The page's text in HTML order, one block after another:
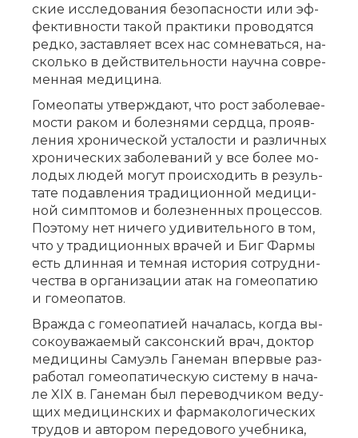
ские ис­сле­до­ва­ния без­опас­но­сти или эф­
фек­тив­но­сти та­кой прак­ти­ки про­во­дят­ся
ред­ко, за­став­ля­ет всех нас со­мне­вать­ся, на­
сколь­ко в дей­стви­тель­но­сти на­уч­на со­вре­
мен­ная ме­ди­ци­на.
Го­мео­па­ты утвер­жда­ют, что рост за­бо­ле­ва­е­
мо­сти ра­ком и бо­лез­ня­ми серд­ца, про­яв­
ле­ния хро­ни­че­ской уста­ло­сти и раз­лич­ных
хро­ни­че­ских за­бо­ле­ва­ний у все бо­лее мо­
ло­дых лю­дей мо­гут про­ис­хо­дить в ре­зуль­
та­те по­дав­ле­ния тра­ди­ци­он­ной ме­ди­ци­
ной симп­то­мов и бо­лез­нен­ных про­цес­сов.
По­это­му нет ни­че­го уди­ви­тель­но­го в том,
что у тра­ди­ци­он­ных вра­чей и Биг Фар­мы
есть длин­ная и тем­ная ис­то­рия со­труд­ни­
че­ства в ор­га­ни­за­ции атак на го­мео­па­тию
и го­мео­па­тов.
Враж­да с го­мео­па­ти­ей на­ча­лась, ко­гда вы­
со­ко­ува­жа­е­мый сак­сон­ский врач, док­тор
ме­ди­ци­ны Са­му­эль Га­не­ман впер­вые раз­
ра­бо­тал го­мео­па­ти­че­скую си­сте­му в на­ча­
ле XIX в. Га­не­ман был пе­ре­вод­чи­ком ве­ду­
щих ме­ди­цин­ских и фар­ма­ко­ло­ги­че­ских
тру­дов и ав­то­ром пе­ре­до­во­го учеб­ни­ка,